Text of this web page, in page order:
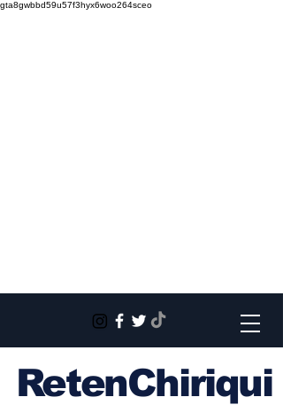
gta8gwbbd59u57f3hyx6woo264sceo
RetenChiriqui